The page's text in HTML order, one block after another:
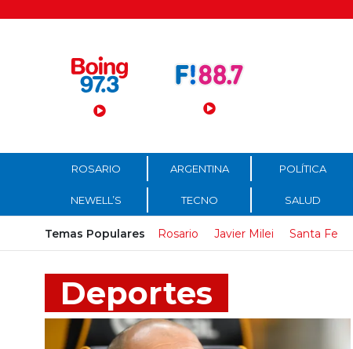
Menú Principal
ROSARIO ARGENTINA POLÍTICA
NEWELL’S TECNO SALUD
Temas Populares Rosario Javier Milei Santa Fe
Deportes